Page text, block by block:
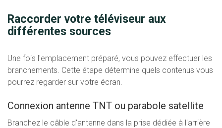
Raccorder votre téléviseur aux
différentes sources
Une fois l'emplacement préparé, vous pouvez effectuer les
branchements. Cette étape détermine quels contenus vous
pourrez regarder sur votre écran.
Connexion antenne TNT ou parabole satellite
Branchez le câble d'antenne dans la prise dédiée à l'arrière